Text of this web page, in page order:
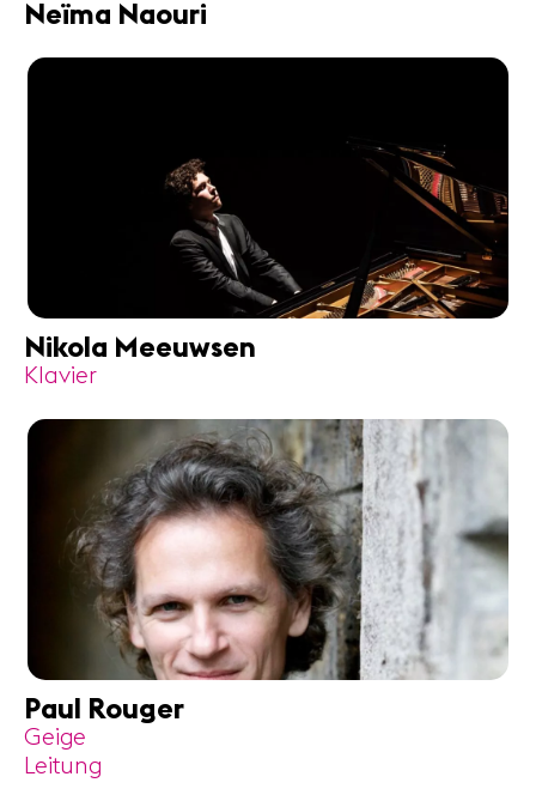
Neïma Naouri
Nikola Meeuwsen
Klavier
Paul Rouger
Geige
Leitung